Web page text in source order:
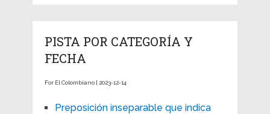
PISTA POR CATEGORÍA Y
FECHA
For El Colombiano | 2023-12-14
Preposición inseparable que indica